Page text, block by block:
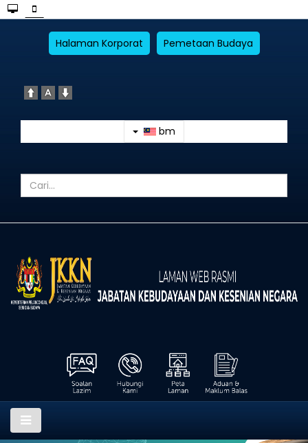
Halaman Korporat Pemetaan Budaya
bm